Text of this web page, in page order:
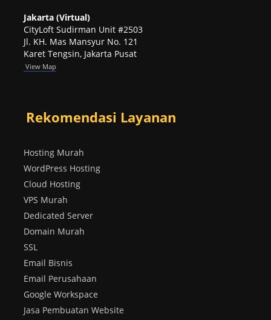
Jakarta (Virtual)
CityLoft Sudirman Unit #2503
Jl. KH. Mas Mansyur No. 121
Karet Tengsin, Jakarta Pusat
View Map
Rekomendasi Layanan
Hosting Murah
WordPress Hosting
Cloud Hosting
VPS Murah
Dedicated Server
Domain Murah
SSL
Email Bisnis
Email Perusahaan
Google Workspace
Jasa Pembuatan Website